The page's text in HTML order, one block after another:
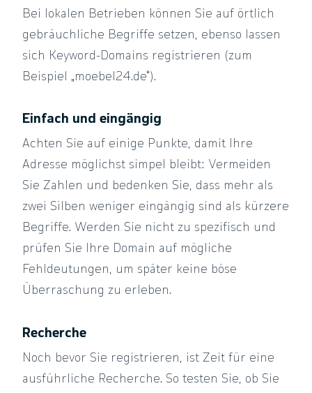
Bei lokalen Betrieben können Sie auf örtlich
gebräuchliche Begriffe setzen, ebenso lassen
sich Keyword-Domains registrieren (zum
Beispiel „moebel24.de“).
Einfach und eingängig
Achten Sie auf einige Punkte, damit Ihre
Adresse möglichst simpel bleibt: Vermeiden
Sie Zahlen und bedenken Sie, dass mehr als
zwei Silben weniger eingängig sind als kürzere
Begriffe. Werden Sie nicht zu spezifisch und
prüfen Sie Ihre Domain auf mögliche
Fehldeutungen, um später keine böse
Überraschung zu erleben.
Recherche
Noch bevor Sie registrieren, ist Zeit für eine
ausführliche Recherche. So testen Sie, ob Sie